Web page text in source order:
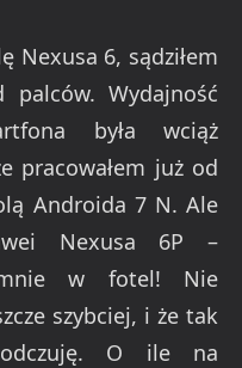
Nexusa 6, sądziłem
Wydajność
była wciąż
pracowałem już od
Androida 7 N. Ale
Nexusa 6P –
mnie w fotel! Nie
szybciej, i że tak
O ile na